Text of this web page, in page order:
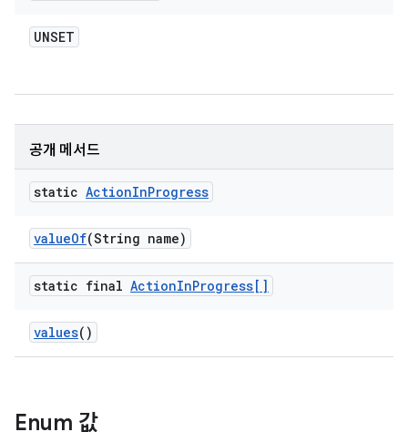
UNSET
공개 메서드
static ActionInProgress
valueOf(String name)
static final ActionInProgress[]
values()
Enum 값